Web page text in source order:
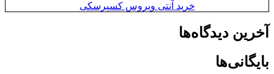
خرید آنتی ویروس کسپرسکی
آخرین دیدگاه‌ها
بایگانی‌ها